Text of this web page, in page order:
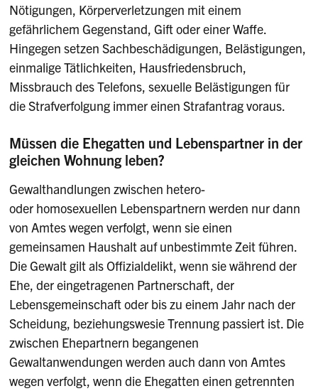
Nötigungen, Körperverletzungen mit einem
gefährlichem Gegenstand, Gift oder einer Waffe.
Hingegen setzen Sachbeschädigungen, Belästigungen,
einmalige Tätlichkeiten, Hausfriedensbruch,
Missbrauch des Telefons, sexuelle Beläs­tigungen für
die Strafverfolgung immer einen Strafantrag voraus.
Müssen die Ehegatten und Lebenspartner in der
gleichen Wohnung leben?
Gewalthandlungen zwischen hetero-
oder homosexuellen Lebenspartnern werden nur dann
von Amtes wegen verfolgt, wenn sie einen
gemeinsamen Haushalt auf unbestimmte Zeit führen.
Die Gewalt gilt als Offizialdelikt, wenn sie während der
Ehe, der eingetragenen Partnerschaft, der
Lebensgemeinschaft oder bis zu einem Jahr nach der
Scheidung, beziehungswesie Trennung passiert ist. Die
zwischen Ehepartnern begangenen
Gewaltanwendungen werden auch dann von Amtes
wegen verfolgt, wenn die Ehegatten einen getrennten